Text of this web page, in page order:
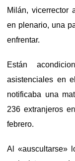
Milán, vicerrector
en plenario, una
enfrentar.
Están
asistenciales en
notificaba una
236 extranjeros
febrero.
Al «auscultarse»